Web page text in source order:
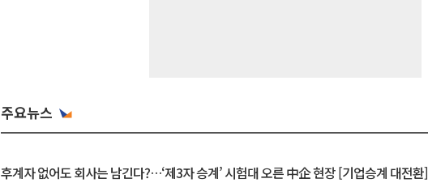
주요뉴스
후계자 없어도 회사는 남긴다?…‘제3자 승계’ 시험대 오른 中企 현장 [기업승계 대전환]